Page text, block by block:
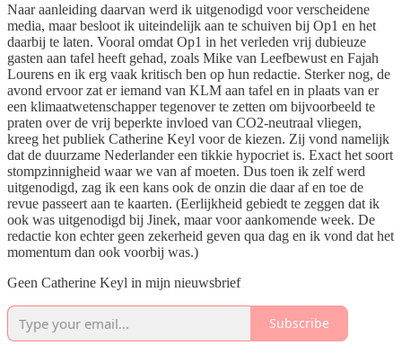
Naar aanleiding daarvan werd ik uitgenodigd voor verscheidene
media, maar besloot ik uiteindelijk aan te schuiven bij Op1 en het
daarbij te laten. Vooral omdat Op1 in het verleden vrij dubieuze
gasten aan tafel heeft gehad, zoals Mike van Leefbewust en Fajah
Lourens en ik erg vaak kritisch ben op hun redactie. Sterker nog, de
avond ervoor zat er iemand van KLM aan tafel en in plaats van er
een klimaatwetenschapper tegenover te zetten om bijvoorbeeld te
praten over de vrij beperkte invloed van CO2-neutraal vliegen,
kreeg het publiek Catherine Keyl voor de kiezen. Zij vond namelijk
dat de duurzame Nederlander een tikkie hypocriet is. Exact het soort
stompzinnigheid waar we van af moeten. Dus toen ik zelf werd
uitgenodigd, zag ik een kans ook de onzin die daar af en toe de
revue passeert aan te kaarten. (Eerlijkheid gebiedt te zeggen dat ik
ook was uitgenodigd bij Jinek, maar voor aankomende week. De
redactie kon echter geen zekerheid geven qua dag en ik vond dat het
momentum dan ook voorbij was.)
Geen Catherine Keyl in mijn nieuwsbrief
Subscribe